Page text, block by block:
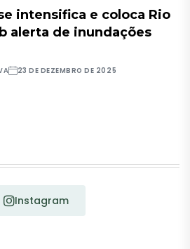
intensifica e coloca Rio
alerta de inundações
23 DE DEZEMBRO DE 2025
Instagram